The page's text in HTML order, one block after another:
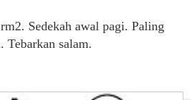
Sedekah awal pagi. Paling
Tebarkan salam.